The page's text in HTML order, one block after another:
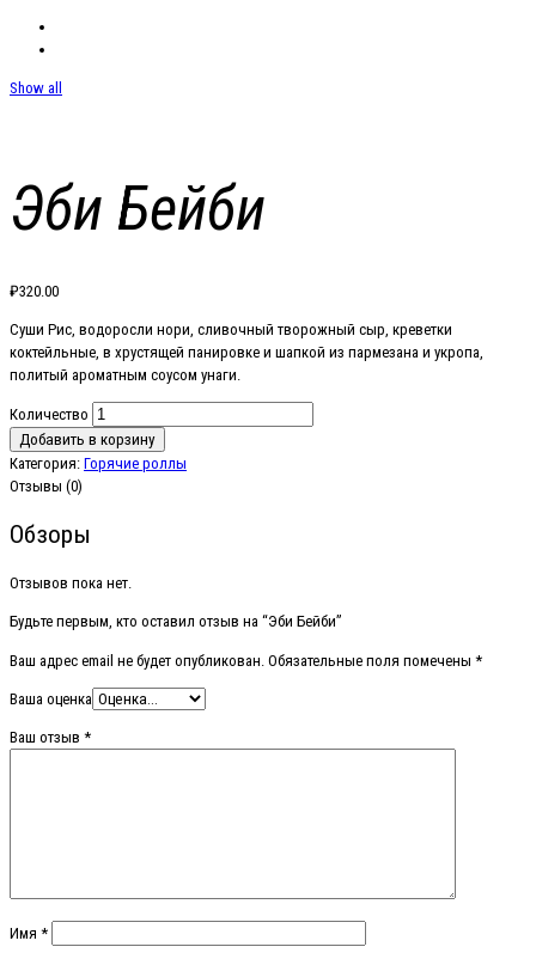
Show all
Эби Бейби
₽320.00
Суши Рис, водоросли нори, сливочный творожный сыр, креветки
коктейльные, в хрустящей панировке и шапкой из пармезана и укропа,
политый ароматным соусом унаги.
Количество
Добавить в корзину
Категория: Горячие роллы
Отзывы (0)
Обзоры
Отзывов пока нет.
Будьте первым, кто оставил отзыв на “Эби Бейби”
Ваш адрес email не будет опубликован. Обязательные поля помечены *
Ваша оценка
Ваш отзыв *
Имя *